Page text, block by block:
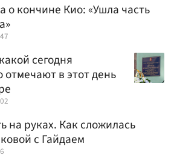
о кончине Кио: «Ушла часть
сегодня
отмечают в этот день
на руках. Как сложилась
с Гайдаем